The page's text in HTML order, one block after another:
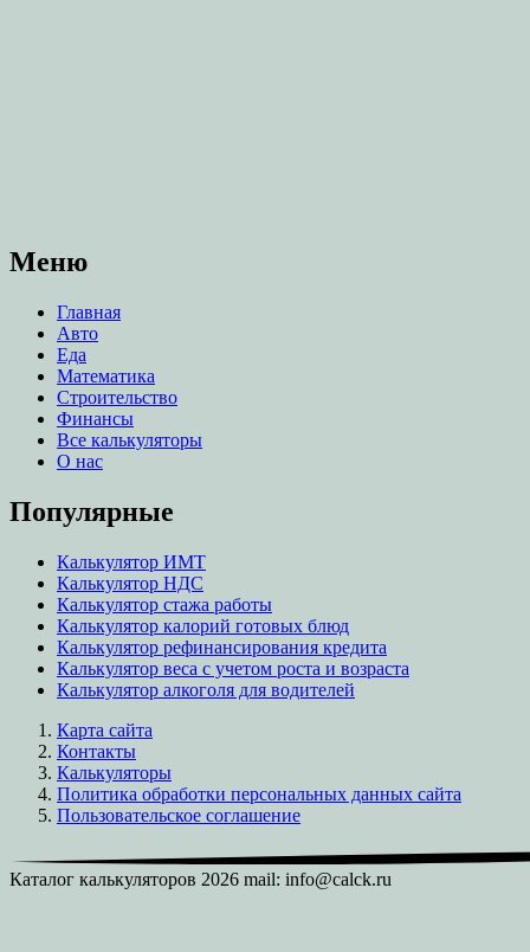
Меню
Главная
Авто
Еда
Математика
Строительство
Финансы
Все калькуляторы
О нас
Популярные
Калькулятор ИМТ
Калькулятор НДС
Калькулятор стажа работы
Калькулятор калорий готовых блюд
Калькулятор рефинансирования кредита
Калькулятор веса с учетом роста и возраста
Калькулятор алкоголя для водителей
Карта сайта
Контакты
Калькуляторы
Политика обработки персональных данных сайта
Пользовательское соглашение
Каталог калькуляторов 2026 mail: info@calck.ru